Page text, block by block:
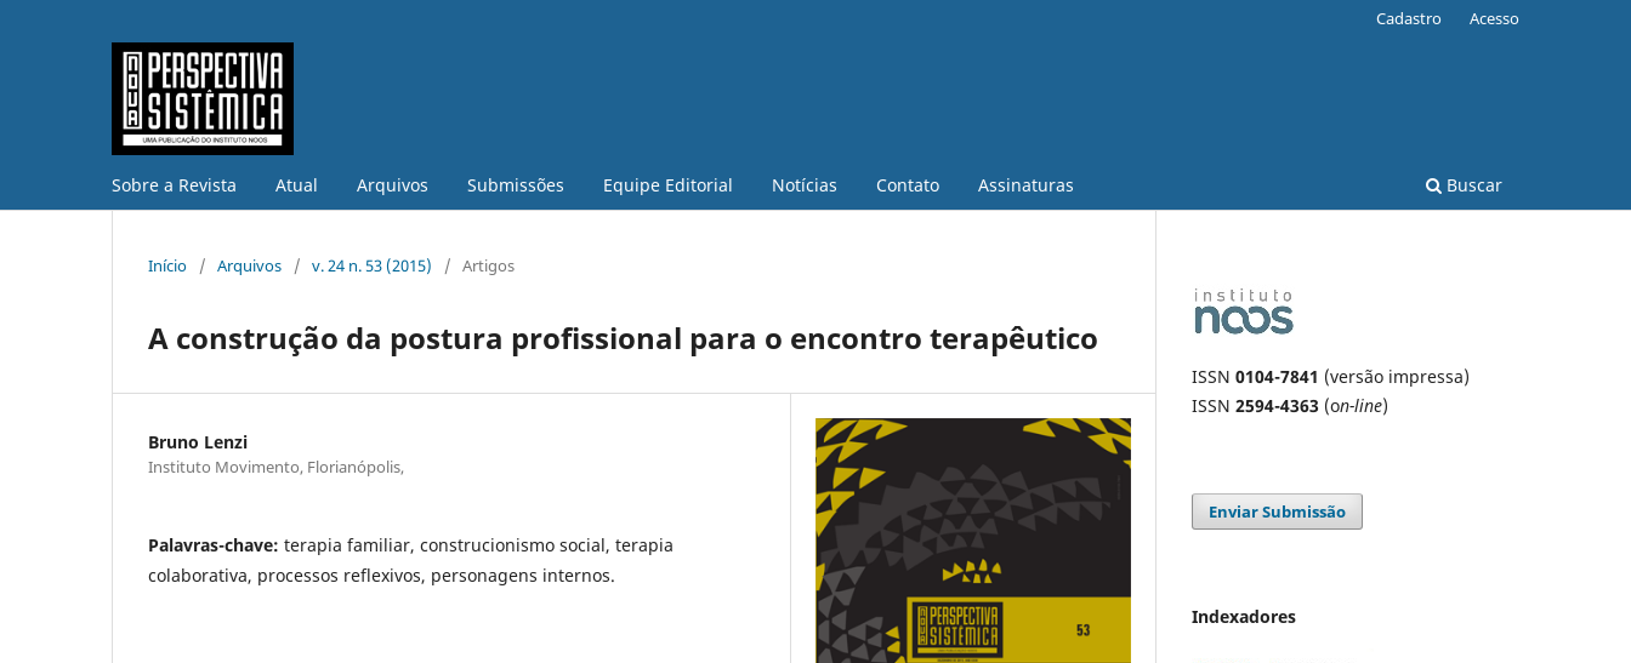
Sobre a Revista Atual Arquivos Submissões Equipe Editorial Notícias Contato Assinaturas Buscar
Cadastro Acesso
Início / Arquivos / v. 24 n. 53 (2015) / Artigos
A construção da postura profissional para o encontro terapêutico
Bruno Lenzi
Instituto Movimento, Florianópolis,
Palavras-chave: terapia familiar, construcionismo social, terapia
colaborativa, processos reflexivos, personagens internos.
ISSN 0104-7841 (versão impressa)
ISSN 2594-4363 (on-line)
Enviar Submissão
Indexadores